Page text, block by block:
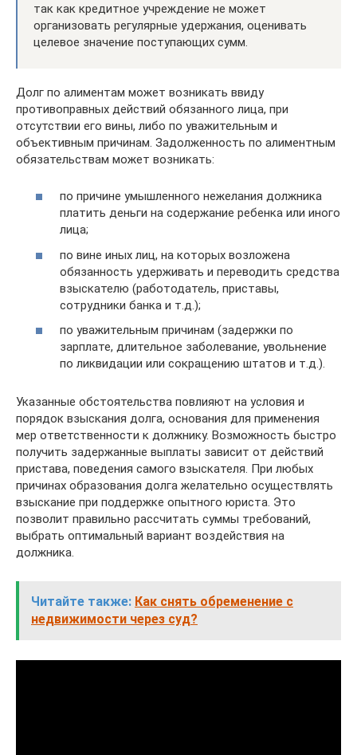
так как кредитное учреждение не может
организовать регулярные удержания, оценивать
целевое значение поступающих сумм.
Долг по алиментам может возникать ввиду
противоправных действий обязанного лица, при
отсутствии его вины, либо по уважительным и
объективным причинам. Задолженность по алиментным
обязательствам может возникать:
по причине умышленного нежелания должника
платить деньги на содержание ребенка или иного
лица;
по вине иных лиц, на которых возложена
обязанность удерживать и переводить средства
взыскателю (работодатель, приставы,
сотрудники банка и т.д.);
по уважительным причинам (задержки по
зарплате, длительное заболевание, увольнение
по ликвидации или сокращению штатов и т.д.).
Указанные обстоятельства повлияют на условия и
порядок взыскания долга, основания для применения
мер ответственности к должнику. Возможность быстро
получить задержанные выплаты зависит от действий
пристава, поведения самого взыскателя. При любых
причинах образования долга желательно осуществлять
взыскание при поддержке опытного юриста. Это
позволит правильно рассчитать суммы требований,
выбрать оптимальный вариант воздействия на
должника.
Читайте также: Как снять обременение с
недвижимости через суд?